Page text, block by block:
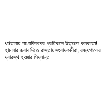
ধর্মতলায় সাংবাদিকদের প্রতিবাদে উত্তাল কলকাতা!
হামলার জবাব দিতে রাস্তায় সংবাদকর্মীরা, রাজ্যপালের
দ্বারস্থ হওয়ার সিদ্ধান্ত